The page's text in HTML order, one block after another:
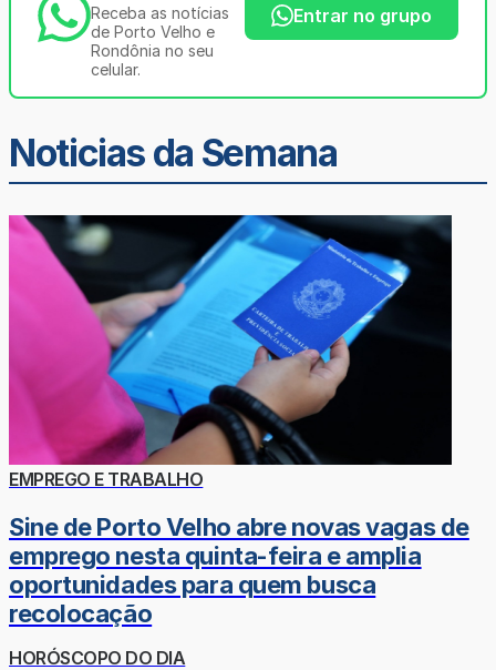
Receba as notícias
de Porto Velho e
Rondônia no seu
celular.
Entrar no grupo
Noticias da Semana
EMPREGO E TRABALHO
Sine de Porto Velho abre novas vagas de
emprego nesta quinta-feira e amplia
oportunidades para quem busca
recolocação
HORÓSCOPO DO DIA